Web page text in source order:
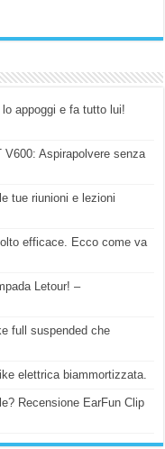
appoggi e fa tutto lui!
V600: Aspirapolvere senza
tue riunioni e lezioni
efficace. Ecco come va
Letour! –
full suspended che
elettrica biammortizzata.
Recensione EarFun Clip